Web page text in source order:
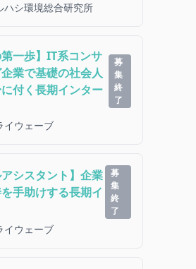
ハシ環境総合研究所
第一歩】IT系コンサ
業で基礎の社会人
付く長期インター
募
集
終
了
イウェーブ
アシスタント】企業
手助けする長期イ
募
集
終
了
イウェーブ